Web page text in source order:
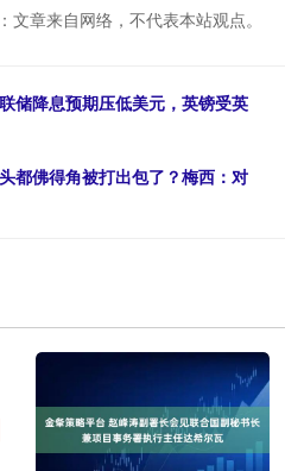
文章来自网络，不代表本站观点。
储降息预期压低美元，英镑受英
都佛得角被打出包了？梅西：对